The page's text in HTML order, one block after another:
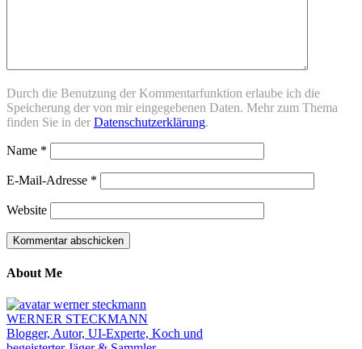
Durch die Benutzung der Kommentarfunktion erlaube ich die
Speicherung der von mir eingegebenen Daten. Mehr zum Thema
finden Sie in der Datenschutzerklärung.
Name *
E-Mail-Adresse *
Website
About Me
WERNER STECKMANN
Blogger, Autor, UI-Experte, Koch und